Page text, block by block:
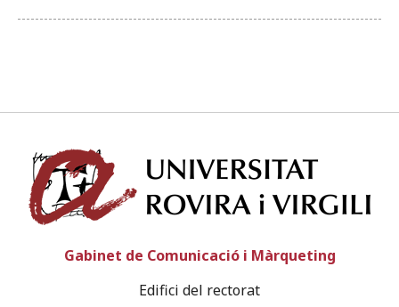
Gabinet de Comunicació i Màrqueting
Edifici del rectorat